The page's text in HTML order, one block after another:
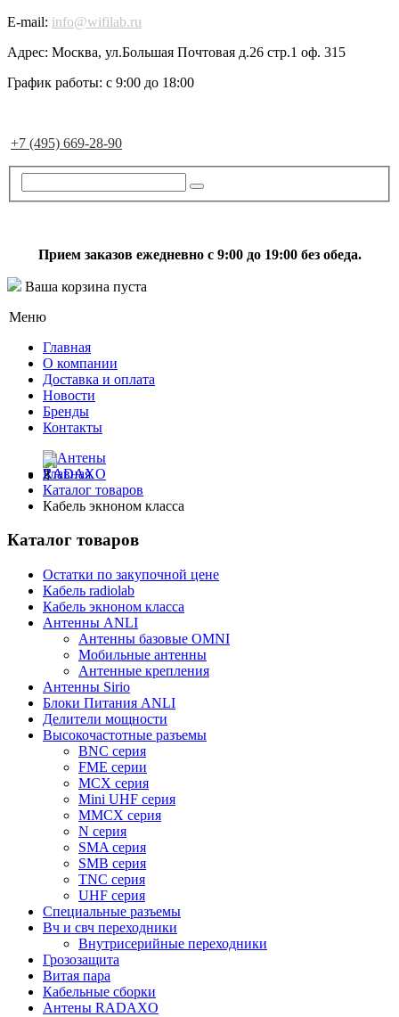
E-mail: info@wifilab.ru
Адрес: Москва, ул.Большая Почтовая д.26 стр.1 оф. 315
График работы: с 9:00 до 18:00
+7 (495) 669-28-90
Прием заказов ежедневно с 9:00 до 19:00 без обеда.
Ваша корзина пуста
Меню
Главная
О компании
Доставка и оплата
Новости
Бренды
Контакты
Главная
Каталог товаров
Кабель экноном класса
Каталог товаров
Остатки по закупочной цене
Кабель radiolab
Кабель экноном класса
Антенны ANLI
Антенны базовые OMNI
Мобильные антенны
Антенные крепления
Антенны Sirio
Блоки Питания ANLI
Делители мощности
Высокочастотные разъемы
BNC серия
FME серии
MCX серия
Mini UHF серия
MMCX серия
N серия
SMA серия
SMB серия
TNC серия
UHF серия
Специальные разъемы
Вч и свч переходники
Внутрисерийные переходники
Грозозащита
Витая пара
Кабельные сборки
Антены RADAXO